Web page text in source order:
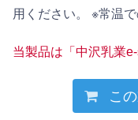
用ください。 ※常温
当製品は「中沢乳業
こ